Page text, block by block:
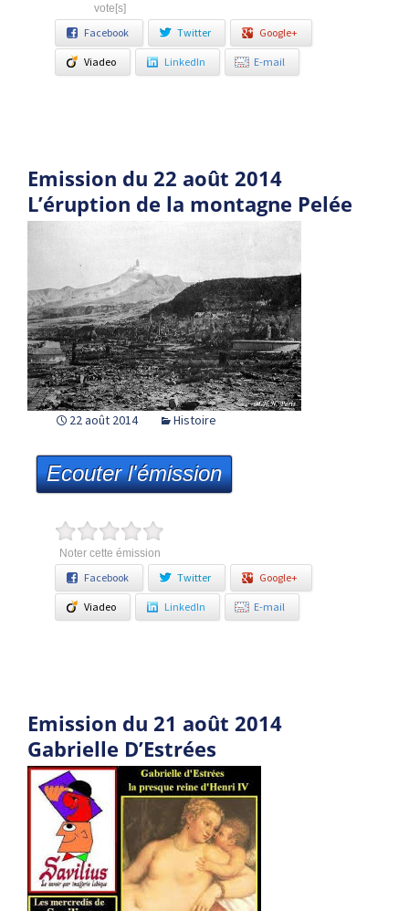
vote[s]
Facebook Twitter Google+
Viadeo LinkedIn E-mail
Emission du 22 août 2014
L’éruption de la montagne Pelée
22 août 2014 Histoire
Ecouter l'émission
Noter cette émission
Facebook Twitter Google+
Viadeo LinkedIn E-mail
Emission du 21 août 2014
Gabrielle D’Estrées